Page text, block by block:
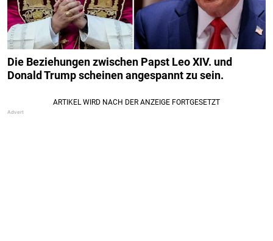
Die Beziehungen zwischen Papst Leo XIV. und
Donald Trump scheinen angespannt zu sein.